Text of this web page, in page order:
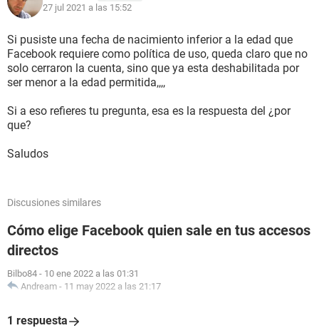
27 jul 2021 a las 15:52
Si pusiste una fecha de nacimiento inferior a la edad que
Facebook requiere como política de uso, queda claro que no
solo cerraron la cuenta, sino que ya esta deshabilitada por
ser menor a la edad permitida,,,,
Si a eso refieres tu pregunta, esa es la respuesta del ¿por
que?
Saludos
Discusiones similares
Cómo elige Facebook quien sale en tus accesos
directos
Bilbo84 - 10 ene 2022 a las 01:31
Andream - 11 may 2022 a las 21:17
1 respuesta